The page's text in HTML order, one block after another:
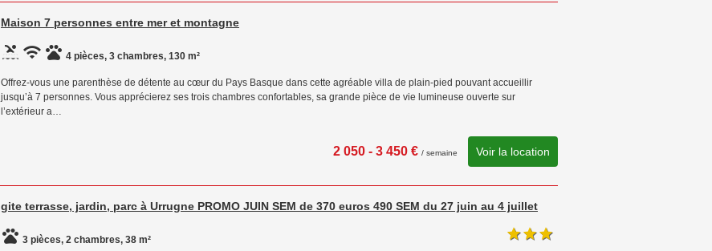
Maison 7 personnes entre mer et montagne
4 pièces, 3 chambres, 130 m²
Offrez-vous une parenthèse de détente au cœur du Pays Basque dans cette agréable villa de plain-pied pouvant accueillir
jusqu’à 7 personnes. Vous apprécierez ses trois chambres confortables, sa grande pièce de vie lumineuse ouverte sur
l’extérieur a…
2 050 - 3 450 € / semaine Voir la location
gite terrasse, jardin, parc à Urrugne PROMO JUIN SEM de 370 euros 490 SEM du 27 juin au 4 juillet
3 pièces, 2 chambres, 38 m²